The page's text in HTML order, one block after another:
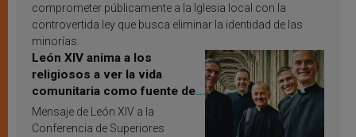
comprometer públicamente a la Iglesia local con la
controvertida ley que busca eliminar la identidad de las
minorías.
León XIV anima a los
religiosos a ver la vida
comunitaria como fuente de
inspiración y santificación
Mensaje de León XIV a la
Conferencia de Superiores